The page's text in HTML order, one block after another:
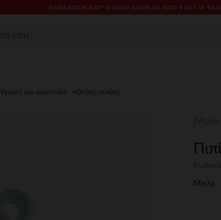
ΠΑΡΆΔΟΣΗ ΚΑΤ' ΟΊΚΟΝ ΔΩΡΕΑΝ ΑΠΌ €60 ΓΙΑ ΤΑ
Υγιεινή και φροντίδα Θηλές,πιπίλες
Μπλε